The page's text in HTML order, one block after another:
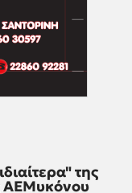
της
ΑΕΜυκόνου